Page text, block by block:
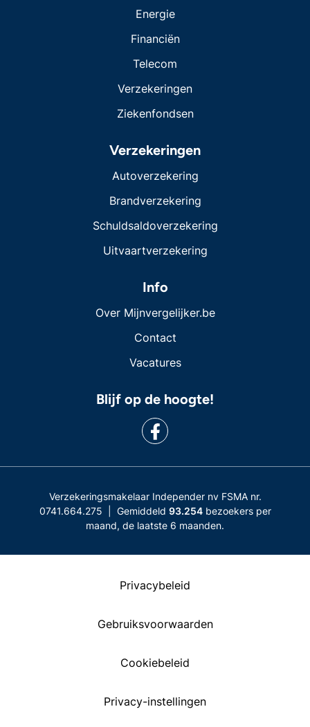
Energie
Financiën
Telecom
Verzekeringen
Ziekenfondsen
Verzekeringen
Autoverzekering
Brandverzekering
Schuldsaldoverzekering
Uitvaartverzekering
Info
Over Mijnvergelijker.be
Contact
Vacatures
Blijf op de hoogte!
Verzekeringsmakelaar Independer nv FSMA nr.
0741.664.275 | Gemiddeld 93.254bezoekers per
maand, de laatste 6 maanden.
Privacybeleid
Gebruiksvoorwaarden
Cookiebeleid
Privacy-instellingen